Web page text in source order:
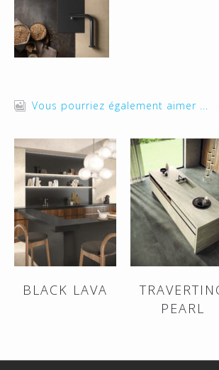
Vous pourriez également aimer ...
BLACK LAVA
PEARL